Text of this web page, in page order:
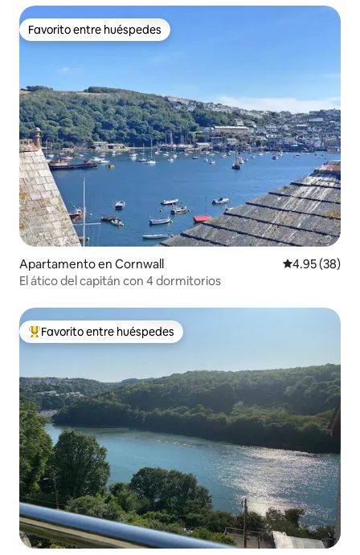
Favorito entre huéspedes
Favorito entre huéspedes
Apartamento en Cornwall Calificación
4.95 (38)
El ático del capitán con 4 dormitorios
Favorito entre huéspedes preferido
Favorito entre huéspedes